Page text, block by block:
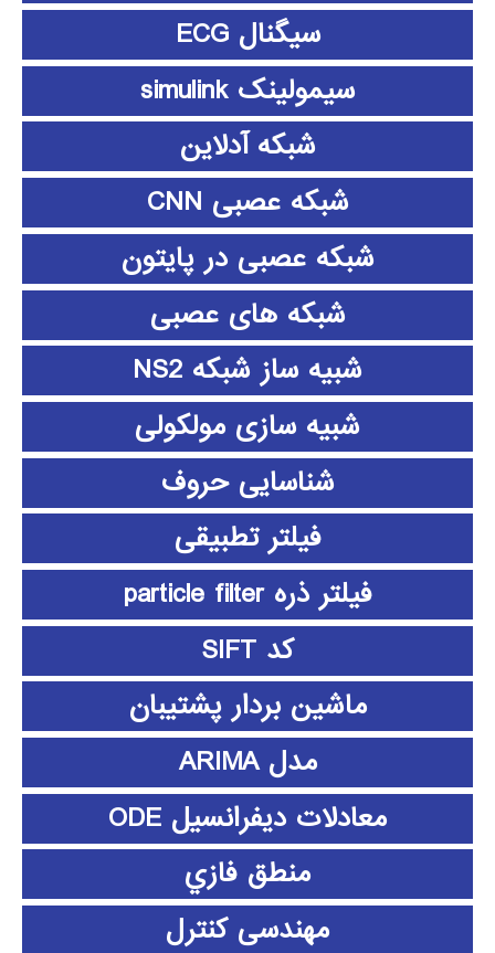
سیگنال ECG
سیمولینک simulink
شبکه آدلاین
شبکه عصبی CNN
شبکه عصبی در پایتون
شبکه های عصبی
شبیه ساز شبکه NS2
شبیه سازی مولکولی
شناسایی حروف
فیلتر تطبیقی
فیلتر ذره particle filter
کد SIFT
ماشین بردار پشتیبان
مدل ARIMA
معادلات دیفرانسیل ODE
منطق فازي
مهندسی کنترل